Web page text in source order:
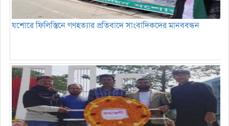
যশোরে ফিলিস্তিনে গণহত্যার প্রতিবাদে সাংবাদিকদের মানববন্ধন